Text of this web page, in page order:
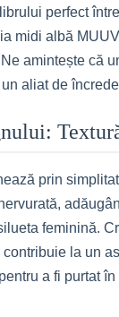
perfect
midi albă
amintește că
aliat de
prin
feminină.
la un
a fi purtat